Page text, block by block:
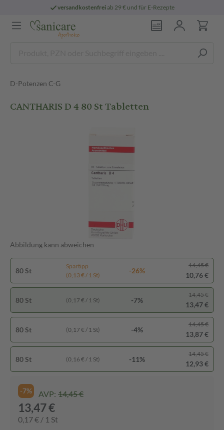
versandkostenfreiab 29 € und für E-Rezepte
D-Potenzen C-G
CANTHARIS D 4 80 St Tabletten
Abbildung kann abweichen
80 St
Spartipp
(0,13 € / 1 St)
-26%
14,45 €
10,76 €
80 St (0,17 € / 1 St) -7%
14,45 €
13,47 €
80 St (0,17 € / 1 St) -4%
14,45 €
13,87 €
80 St (0,16 € / 1 St) -11%
14,45 €
12,93 €
-7% AVP: 14,45 €
13,47 €
0,17 € / 1 St